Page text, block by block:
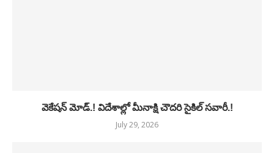
వెకేషన్ మోడ్.! విదేశాల్లో మీనాక్షి చౌదరి సైకిల్ సవారీ.!
July 29, 2026